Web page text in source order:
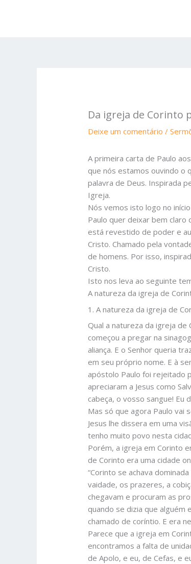
Da igreja de Corinto
Deixe um comentário /
A primeira carta de Paulo
que nós estamos ouvindo o
palavra de Deus. Inspirada
Igreja.
Nós vemos isto logo no
Paulo quer deixar bem
está revestido de poder e
Cristo. Chamado pela
de homens. Por isso,
Cristo.
Isto nos leva ao seguinte
A natureza da igreja de
1. A natureza da igreja de
Qual a natureza da igreja de
começou a pregar na
aliança. E o Senhor queria
em seu próprio nome. E à
apóstolo Paulo foi rejeitado
apreciaram a Jesus como
cabeça, o vosso sangue! Eu
Mas só que agora Paulo vai
Jesus lhe dissera em uma
tenho muito povo nesta
Porém, a igreja em Corinto
de Corinto era uma cidade
“Corinto se achava
vaidade, os prazeres, a
chegavam e procuram as
quando se dizia que alguém
chamado de coríntio. E era
Parece que a igreja em
encontramos a falta de
de Apolo, e eu, de Cefas, e